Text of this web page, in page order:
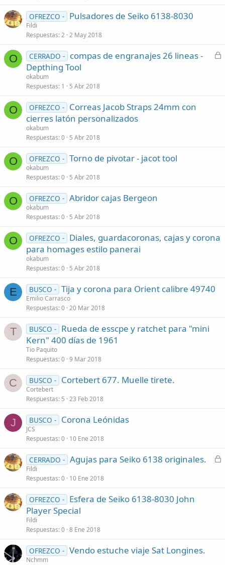
OFREZCO - Pulsadores de Seiko 6138-8030
Fildi
Respuestas 2 2 May 2018
O
C
CERRADO - compas de engranajes 26 lineas -
Depthing Tool
okabum
Respuestas 1 5 Abr 2018
O OFREZCO - Correas Jacob Straps 24mm con
cierres latón personalizados
okabum
Respuestas 0 5 Abr 2018
O OFREZCO - Torno de pivotar - jacot tool
okabum
Respuestas 0 5 Abr 2018
O OFREZCO - Abridor cajas Bergeon
okabum
Respuestas 0 5 Abr 2018
O OFREZCO - Diales, guardacoronas, cajas y corona
para homages estilo panerai
okabum
Respuestas 0 5 Abr 2018
E BUSCO - Tija y corona para Orient calibre 49740
Emilio Carrasco
Respuestas 0 20 Mar 2018
T BUSCO - Rueda de esscpe y ratchet para "mini
Kern" 400 días de 1961
Tio Paquito
Respuestas 0 9 Mar 2018
C BUSCO - Cortebert 677. Muelle tirete.
Cortebert
Respuestas 5 23 Feb 2018
J BUSCO - Corona Leónidas
JCS
Respuestas 0 10 Ene 2018
C
CERRADO - Agujas para Seiko 6138 originales.
Fildi
Respuestas 0 10 Ene 2018
OFREZCO - Esfera de Seiko 6138-8030 John
Player Special
Fildi
Respuestas 0 8 Ene 2018
OFREZCO - Vendo estuche viaje Sat Longines.
Nchmm